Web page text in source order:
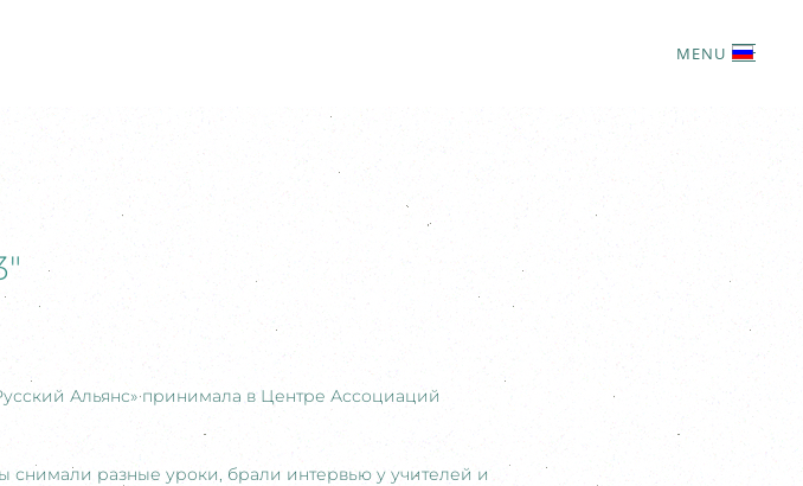
MENU
Альянс» принимала в Центре Ассоциаций
снимали разные уроки, брали интервью у учителей и